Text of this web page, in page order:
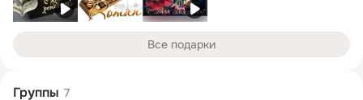
Все подарки
Группы 7